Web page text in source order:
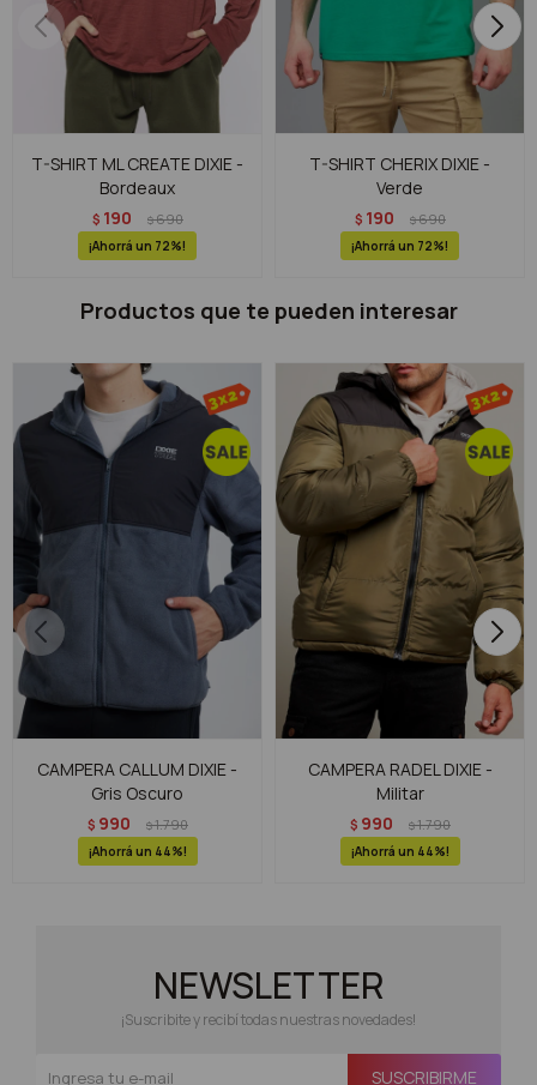
T-SHIRT ML CREATE DIXIE -
Bordeaux
$ 190 $690
72
T-SHIRT CHERIX DIXIE -
Verde
$ 190 $690
72
Productos que te pueden interesar
CAMPERA CALLUM DIXIE -
Gris Oscuro
$ 990 $1.790
44
CAMPERA RADEL DIXIE -
Militar
$ 990 $1.790
44
NEWSLETTER
¡Suscribite y recibí todas nuestras novedades!
SUSCRIBIRME